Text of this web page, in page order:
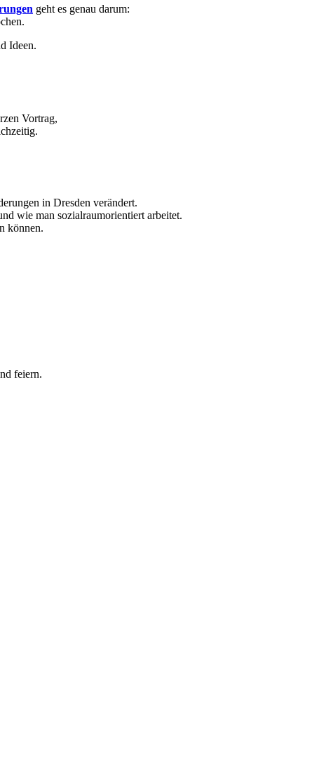
geht es genau darum:
Ideen.
Vortrag,
in Dresden verändert.
wie man sozialraumorientiert arbeitet.
können.
feiern.